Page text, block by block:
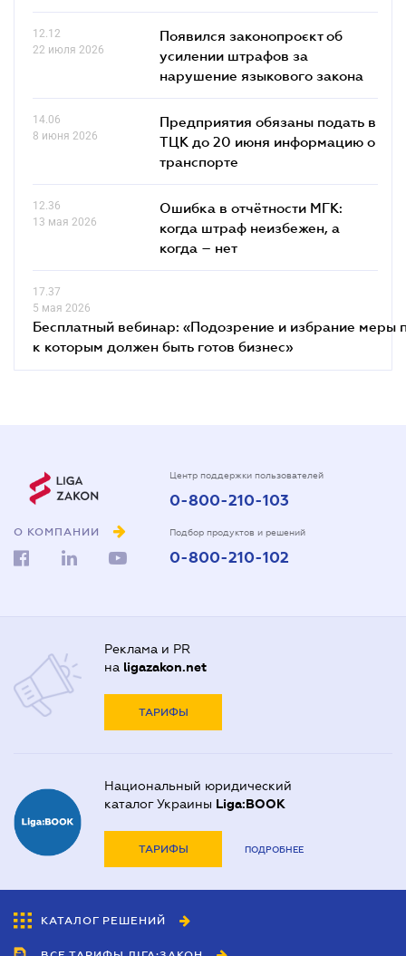
12.12
22 июля 2026
Появился законопроєкт об
усилении штрафов за
нарушение языкового закона
14.06
8 июня 2026
Предприятия обязаны подать в
ТЦК до 20 июня информацию о
транспорте
12.36
13 мая 2026
Ошибка в отчётности МГК:
когда штраф неизбежен, а
когда – нет
17.37
5 мая 2026
Бесплатный вебинар: «Подозрение и избрание меры
к которым должен быть готов бизнес»
О КОМПАНИИ
Центр поддержки пользователей
0-800-210-103
Подбор продуктов и решений
0-800-210-102
Реклама и PR
на ligazakon.net
ТАРИФЫ
Национальный юридический
каталог Украины Liga:BOOK
ТАРИФЫ ПОДРОБНЕЕ
КАТАЛОГ РЕШЕНИЙ